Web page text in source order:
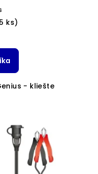
ks)
- kliešte